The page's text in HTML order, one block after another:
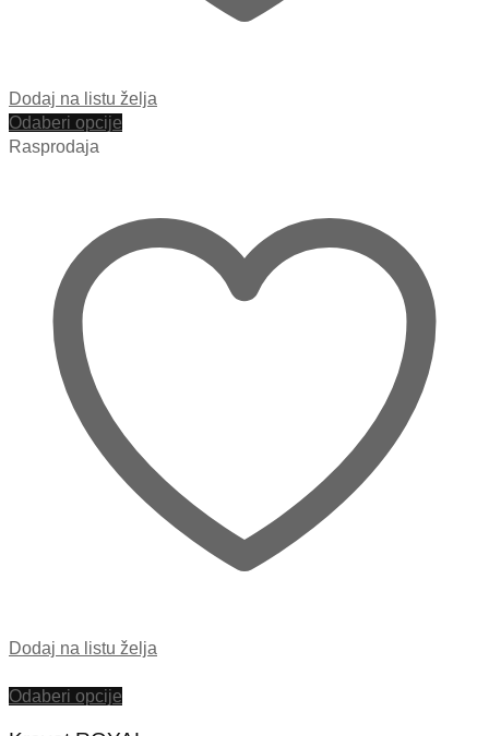
Dodaj na listu želja
Odaberi opcije
Rasprodaja
Dodaj na listu želja
Odaberi opcije